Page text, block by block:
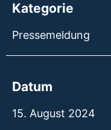
Kategorie
Pressemeldung
Datum
15. August 2024